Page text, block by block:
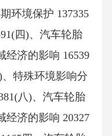
环境保护 137335
四)、汽车轮胎
经济的影响 16539
特殊环境影响分
八)、汽车轮胎
经济的影响 20327